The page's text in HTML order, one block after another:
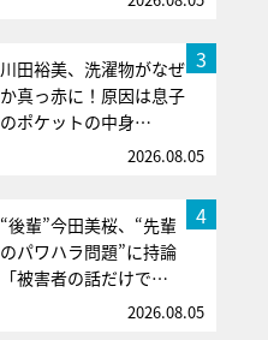
3
川田裕美、洗濯物がなぜ
か真っ赤に！原因は息子
のポケットの中身…
2026.08.05
4
“後輩”今田美桜、“先輩
のパワハラ問題”に持論
「被害者の話だけで…
2026.08.05